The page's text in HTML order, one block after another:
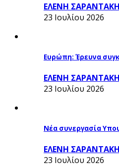
ΕΛΕΝΗ ΣΑΡΑΝΤΑΚΗ
23 Ιουλίου 2026
Ευρώπη: Έρευνα
ΕΛΕΝΗ ΣΑΡΑΝΤΑΚΗ
23 Ιουλίου 2026
Νέα συνεργασία
ΕΛΕΝΗ ΣΑΡΑΝΤΑΚΗ
23 Ιουλίου 2026